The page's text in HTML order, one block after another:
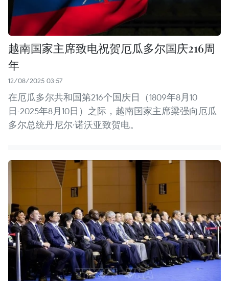
越南国家主席致电祝贺厄瓜多尔国庆216周
年
12/08/2025 03:57
在厄瓜多尔共和国第216个国庆日（1809年8月10
日-2025年8月10日）之际，越南国家主席梁强向厄瓜
多尔总统丹尼尔·诺沃亚致贺电。